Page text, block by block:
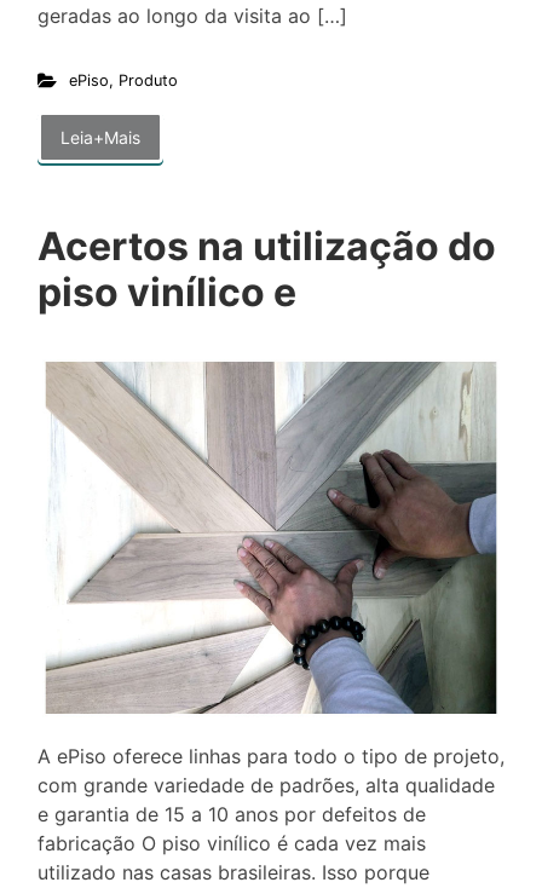
geradas ao longo da visita ao […]
ePiso, Produto
Leia+Mais
Acertos na utilização do
piso vinílico e
A ePiso oferece linhas para todo o tipo de projeto,
com grande variedade de padrões, alta qualidade
e garantia de 15 a 10 anos por defeitos de
fabricação O piso vinílico é cada vez mais
utilizado nas casas brasileiras. Isso porque